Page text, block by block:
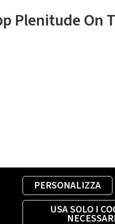
PERSONALIZZA
USA SOLO I
Plenitude On